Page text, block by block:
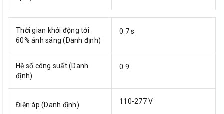
Thời gian khởi động tới
60% ánh sáng (Danh định)
0.7 s
Hệ số công suất (Danh
định)
0.9
Điện áp (Danh định) 110-277 V